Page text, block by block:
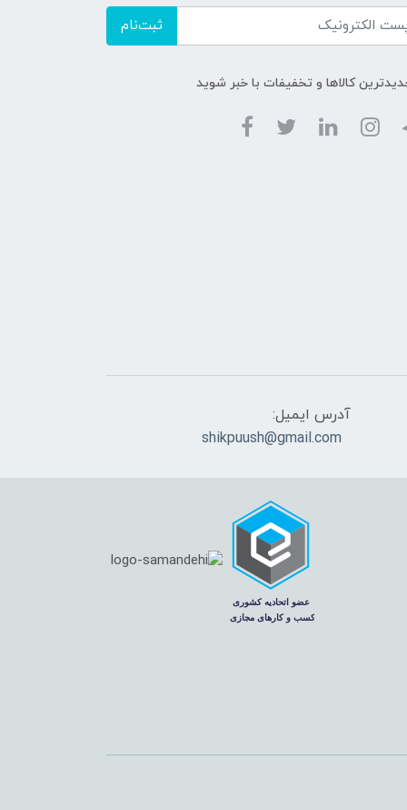
ثبت‌نام
کالاها و تخفیفات با خبر شوید
آدرس ایمیل:
shikpuush@gmail.com